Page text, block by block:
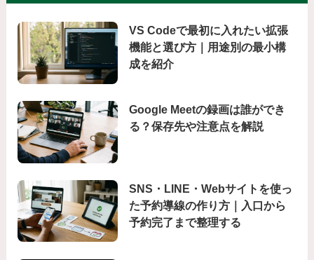
VS Codeで最初に入れたい拡張
機能と選び方｜用途別の最小構
成を紹介
Google Meetの録画は誰ができ
る？保存先や注意点を解説
SNS・LINE・Webサイトを使っ
た予約導線の作り方｜入口から
予約完了まで整理する